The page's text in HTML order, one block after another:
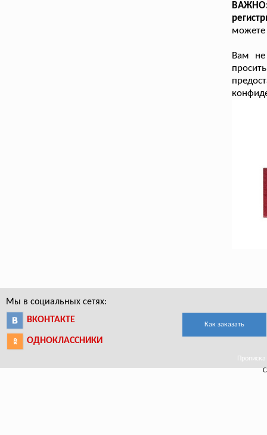
ВАЖНО:
можете
Вам не
Мы в социальных сетях:
ВКОНТАКТЕ
ОДНОКЛАССНИКИ
Как заказать